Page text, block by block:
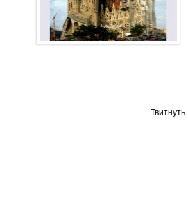
Твитнуть